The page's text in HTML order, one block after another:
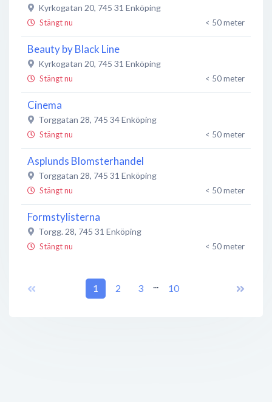
Kyrkogatan 20, 745 31 Enköping
Stängt nu < 50 meter
Beauty by Black Line
Kyrkogatan 20, 745 31 Enköping
Stängt nu < 50 meter
Cinema
Torggatan 28, 745 34Enköping
Stängt nu < 50 meter
Asplunds Blomsterhandel
Torggatan 28, 745 31 Enköping
Stängt nu < 50 meter
Formstylisterna
Torgg. 28, 745 31 Enköping
Stängt nu < 50 meter
Kyrkogatan 22, 745 31 Enköping
1 2 3 ... 10